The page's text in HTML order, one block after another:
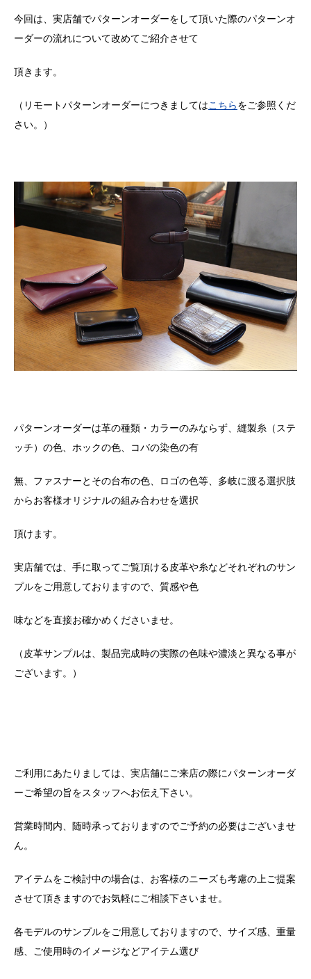
今回は、実店舗でパターンオーダーをして頂いた際のパターンオ
ーダーの流れについて改めてご紹介させて
頂きます。
（リモートパターンオーダーにつきましてはこちらをご参照くだ
さい。）
パターンオーダーは革の種類・カラーのみならず、縫製糸（ステ
ッチ）の色、ホックの色、コバの染色の有
無、ファスナーとその台布の色、ロゴの色等、多岐に渡る選択肢
からお客様オリジナルの組み合わせを選択
頂けます。
実店舗では、手に取ってご覧頂ける皮革や糸などそれぞれのサン
プルをご用意しておりますので、質感や色
味などを直接お確かめくださいませ。
（皮革サンプルは、製品完成時の実際の色味や濃淡と異なる事が
ございます。）
ご利用にあたりましては、実店舗にご来店の際にパターンオーダ
ーご希望の旨をスタッフへお伝え下さい。
営業時間内、随時承っておりますのでご予約の必要はございませ
ん。
アイテムをご検討中の場合は、お客様のニーズも考慮の上ご提案
させて頂きますのでお気軽にご相談下さいませ。
各モデルのサンプルをご用意しておりますので、サイズ感、重量
感、ご使用時のイメージなどアイテム選び